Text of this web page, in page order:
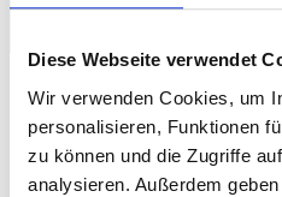
Diese Webseite verwendet
Wir verwenden Cookies, um
personalisieren, Funktionen
zu können und die Zugriffe
analysieren. Außerdem
mit Google Plus
Es ist ganz klar. Wer in
Google auf Platz 1
Google+ aktiv sein. Je